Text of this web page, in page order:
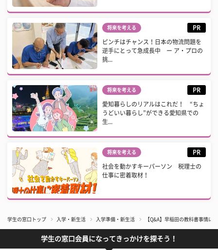
将来を考える PR
ピンチはチャンス！日本の物流問題を
逆手にとって急成長中 ー ア・プロの
挑...
将来を考える PR
愛知暮らしのリアルはこれだ！ “ちょ
うどいい暮らし”ができる愛知県での
生...
将来を考える PR
社会を動かすキーパーソン 税理士の
仕事に密着取材！
学生の窓口トップ 入学・新生活 入学準備・新生活 【Q&A】早稲田の教科書事情に
学生の窓口会員になってきっかけを探そう！